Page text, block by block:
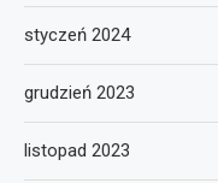
styczeń 2024
grudzień 2023
listopad 2023